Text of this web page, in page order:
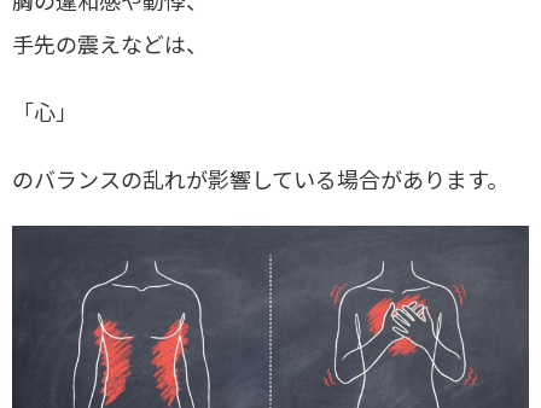
手先の震えなどは、
「心」
のバランスの乱れが影響している場合があります。